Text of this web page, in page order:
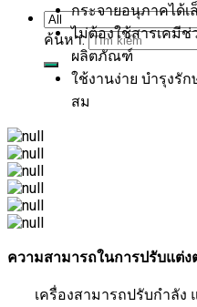
ค้นหา:
กระจายอนุภาคได้เ
ไม่ต้องใช้สารเคมี
ผลิตภัณฑ์
ใช้งานง่าย บำรุงรั
สม
ความสามารถในการปรับแต่
เครื่องสามารถปรับกำลัง